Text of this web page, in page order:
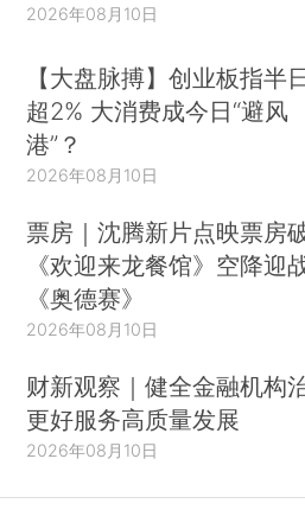
2026年08月10日
【大盘脉搏】创业板指半
超2% 大消费成今日“避风
港”？
2026年08月10日
票房｜沈腾新片点映票房
《欢迎来龙餐馆》空降迎
《奥德赛》
2026年08月10日
财新观察｜健全金融机构
更好服务高质量发展
2026年08月10日